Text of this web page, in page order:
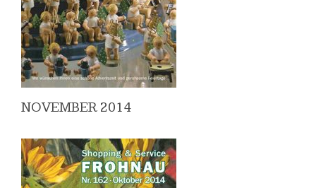
NOVEMBER 2014